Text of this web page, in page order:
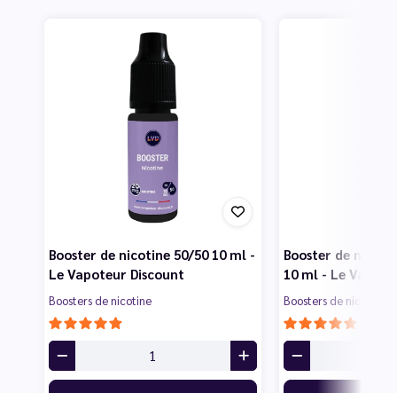
Booster de nicotine 50/50 10 ml -
Le Vapoteur Discount
Boosters de nicotine
Booster de
10 ml - Le
Boosters de nicotine